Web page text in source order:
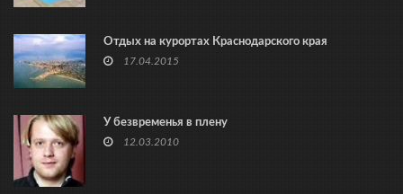
Отдых на курортах Краснодарского края
17.04.2015
У безвременья в плену
12.03.2010